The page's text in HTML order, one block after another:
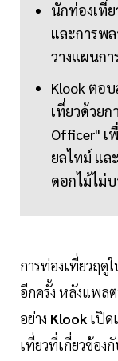
นักท่องเที่
และการพ
วางแผนก
Klook ตอ
เที่ยวด้วยก
Officer" เ
ยลไทม์ แล
ดอกไม้ไม่
การท่องเที่ยวฤดู
อีกครั้ง หลังแพล
อย่าง Klook เปิด
เที่ยวที่เกี่ยวข้อง